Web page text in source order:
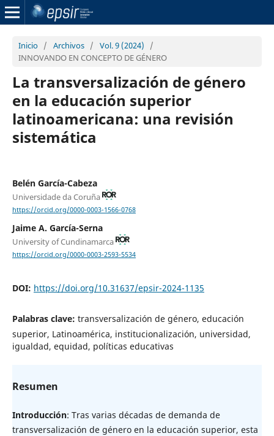
Inicio / Archivos / Vol. 9 (2024)
/
INNOVANDO EN CONCEPTO DE GÉNERO
La transversalización de género
en la educación superior
latinoamericana: una revisión
sistemática
Belén García-Cabeza
Universidade da Coruña
https://orcid.org/0000-0003-1566-0768
Jaime A. García-Serna
University of Cundinamarca
https://orcid.org/0000-0003-2593-5534
DOI: https://doi.org/10.31637/epsir-2024-1135
Palabras clave: transversalización de género, educación
superior, Latinoamérica, institucionalización, universidad,
igualdad, equidad, políticas educativas
Resumen
Introducción: Tras varias décadas de demanda de
transversalización de género en la educación superior, esta